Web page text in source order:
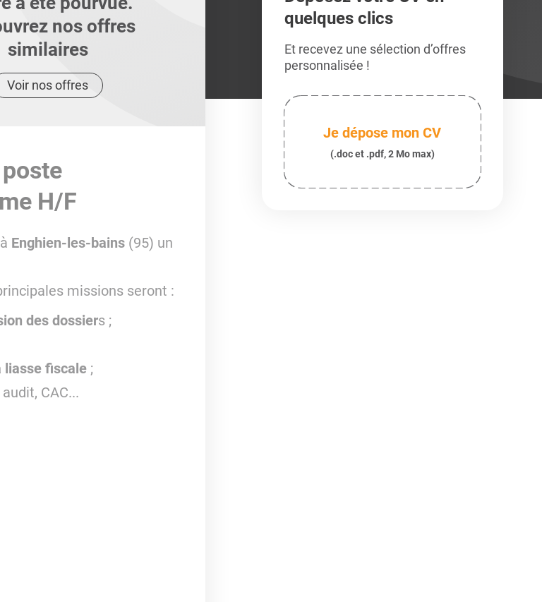
nos offres
similaires
Voir nos offres
H/F
Enghien-les-bains(95) un
missions seront :
des dossiers ;
liasse fiscale ;
CAC...
quelques clics
Et recevez une sélection d’offres
personnalisée !
Je dépose mon CV
(.doc et .pdf, 2 Mo max)